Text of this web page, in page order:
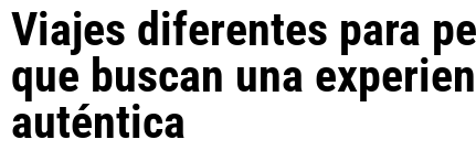
Viajes diferentes para
que buscan una
auténtica